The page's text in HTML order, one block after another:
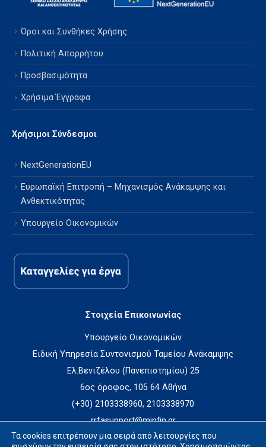
Όροι και Συνθήκες Χρήσης
Πολιτική Απορρήτου
Προσβασιμότητα
Χρήσιμα Έγγραφα
Χρήσιμοι Σύνδεσμοι
NextGenerationEU
Ευρωπαϊκή Επιτροπή – Μηχανισμός Ανάκαμψης και
Ανθεκτικότητας
Υπουργείο Οικονομικών
Στοιχεία Επικοινωνίας
Υπουργείο Οικονομικών
Ειδική Υπηρεσία Συντονισμού Ταμείου Ανάκαμψης
Ελ.Βενιζέλου (Πανεπιστημίου) 25
6ος όροφος, 105 64 Αθήνα
(+30) 2103338960, 2103338970
rrfasupport@minfin.gr
Τα cookies επιτρέπουν μια σειρά από λειτουργίες που